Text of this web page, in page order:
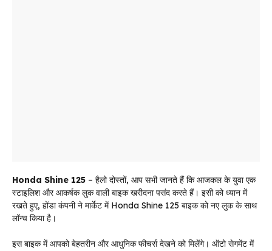
Honda Shine 125 – हैलो दोस्तों, आप सभी जानते हैं कि आजकल के युवा एक
स्टाइलिश और आकर्षक लुक वाली बाइक खरीदना पसंद करते हैं। इसी को ध्यान में
रखते हुए, होंडा कंपनी ने मार्केट में Honda Shine 125 बाइक को नए लुक के साथ
लॉन्च किया है।
इस बाइक में आपको बेहतरीन और आधुनिक फीचर्स देखने को मिलेंगे। ऑटो सेगमेंट में